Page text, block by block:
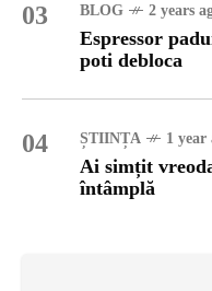
03 BLOG 2 years
Espressor
poti debloca
04 ȘTIINȚA 1 year
Ai simțit
întâmplă